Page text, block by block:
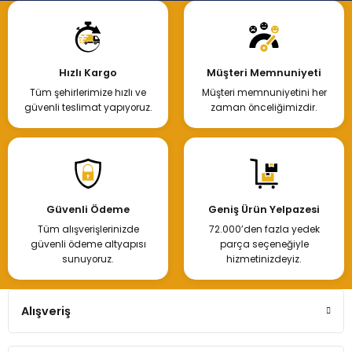
Hızlı Kargo
Tüm şehirlerimize hızlı ve
güvenli teslimat yapıyoruz.
Müşteri Memnuniyeti
Müşteri memnuniyetini her
zaman önceliğimizdir.
Güvenli Ödeme
Tüm alışverişlerinizde
güvenli ödeme altyapısı
sunuyoruz.
Geniş Ürün Yelpazesi
72.000’den fazla yedek
parça seçeneğiyle
hizmetinizdeyiz.
Alışveriş